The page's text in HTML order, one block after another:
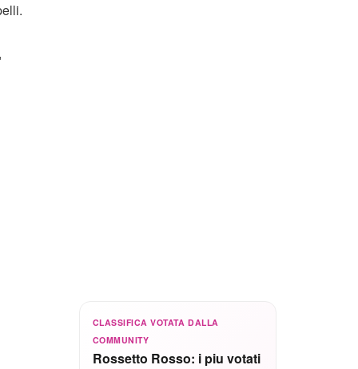
CLASSIFICA VOTATA DALLA
COMMUNITY
Rossetto Rosso: i piu votati